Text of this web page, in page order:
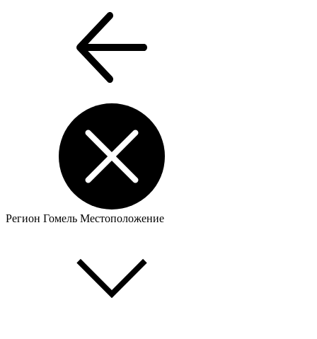
Регион Гомель Местоположение